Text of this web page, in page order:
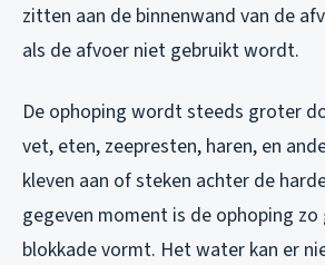
zitten aan de binnenwand van de
als de afvoer niet gebruikt wordt.
De ophoping wordt steeds groter
vet, eten, zeepresten, haren, en
kleven aan of steken achter de
gegeven moment is de ophoping
blokkade vormt. Het water kan er